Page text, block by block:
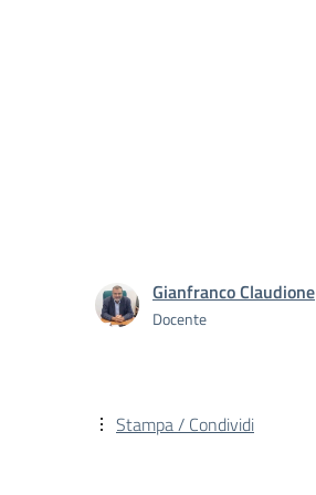
Gianfranco Claudione
Docente
Stampa / Condividi